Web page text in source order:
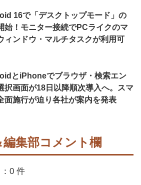
16で「デスクトップモード」の
始！モニター接続でPCライクのマ
ィンドウ・マルチタスクが利用可
とiPhoneでブラウザ・検索エン
択画面が18日以降順次導入へ。スマ
面施行が迫り各社が案内を発表
編集部コメント欄
0 件